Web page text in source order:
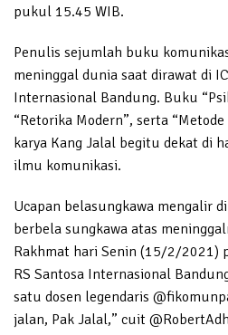
pukul 15.45 WIB.
Penulis sejumlah buku
meninggal dunia saat dirawat di
Internasional Bandung. Buku
“Retorika Modern”, serta
karya Kang Jalal begitu dekat di
ilmu komunikasi.
Ucapan belasungkawa mengalir
berbela sungkawa atas
Rakhmat hari Senin (15/2/2021)
RS Santosa Internasional
satu dosen legendaris
jalan, Pak Jalal,” cuit